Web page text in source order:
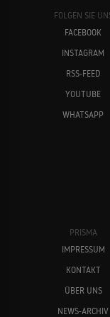
FOLGEN SIE
FACEBOOK
INSTAGRAM
RSS-FEED
YOUTUBE
WHATSAPP
PRISMA
IMPRESSUM
KONTAKT
ÜBER UNS
NEWS-ARCHIV